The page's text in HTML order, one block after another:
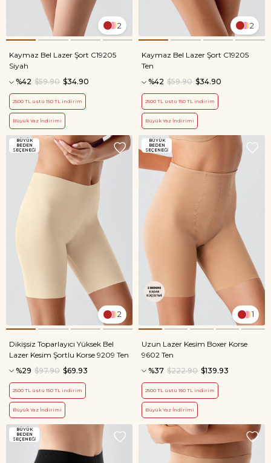
2
Kaymaz Bel Lazer Şort C19205
Siyah
%42
$34.90
$59.90
2500 TL üstü 150 TL indirim
Büyük Yaz İndirimi
2
Kaymaz Bel Lazer Şort C19205
Ten
%42
$34.90
$59.90
2500 TL üstü 150 TL indirim
Büyük Yaz İndirimi
2
Dikişsiz Toparlayıcı Yüksek Bel
Lazer Kesim Şortlu Korse 9209 Ten
%29
$69.93
$97.90
2500 TL üstü 150 TL indirim
Büyük Yaz İndirimi
BÜYÜK
BEDEN
SEÇENEĞİ
1
Uzun Lazer Kesim Boxer Korse
9602 Ten
%37
$139.93
$222.90
2500 TL üstü 150 TL indirim
Büyük Yaz İndirimi
BÜYÜK
BEDEN
SEÇENEĞİ
BÜYÜK
BEDEN
SEÇENEĞİ